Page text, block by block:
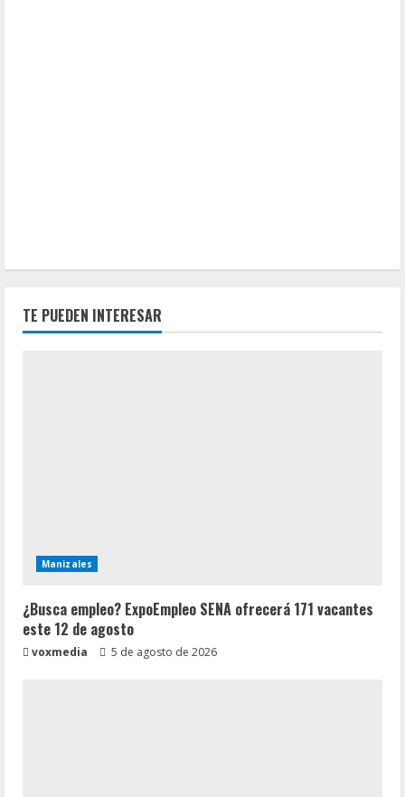
TE PUEDEN INTERESAR
Manizales
¿Busca empleo? ExpoEmpleo SENA ofrecerá 171 vacantes
este 12 de agosto
voxmedia 5 de agosto de 2026